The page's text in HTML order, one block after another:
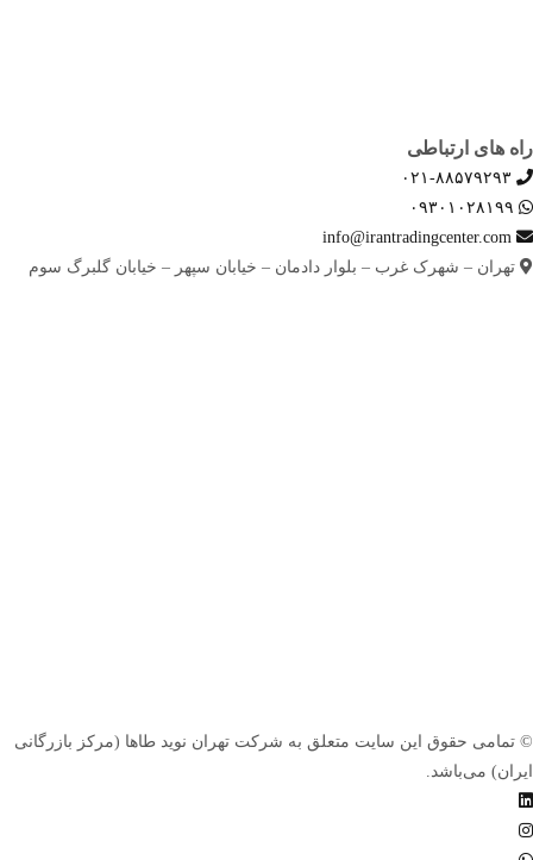
راه های ارتباطی
۰۲۱-۸۸۵۷۹۲۹۳
۰۹۳۰۱۰۲۸۱۹۹
info@irantradingcenter.com
تهران – شهرک غرب – بلوار دادمان – خیابان سپهر – خیابان گلبرگ سوم
© تمامی حقوق این سایت متعلق به شرکت تهران نوید طاها (مرکز بازرگانی
ایران) می‌باشد.